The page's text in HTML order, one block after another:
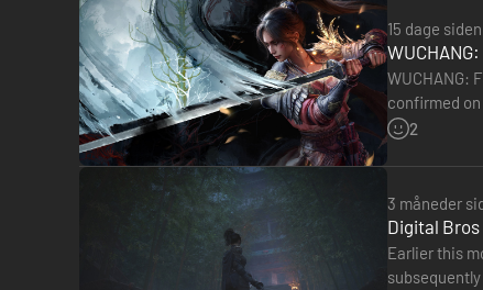
15 dage siden
WUCHANG:
confirmed
though, as
2
3 måneder
Digital
Earlier this